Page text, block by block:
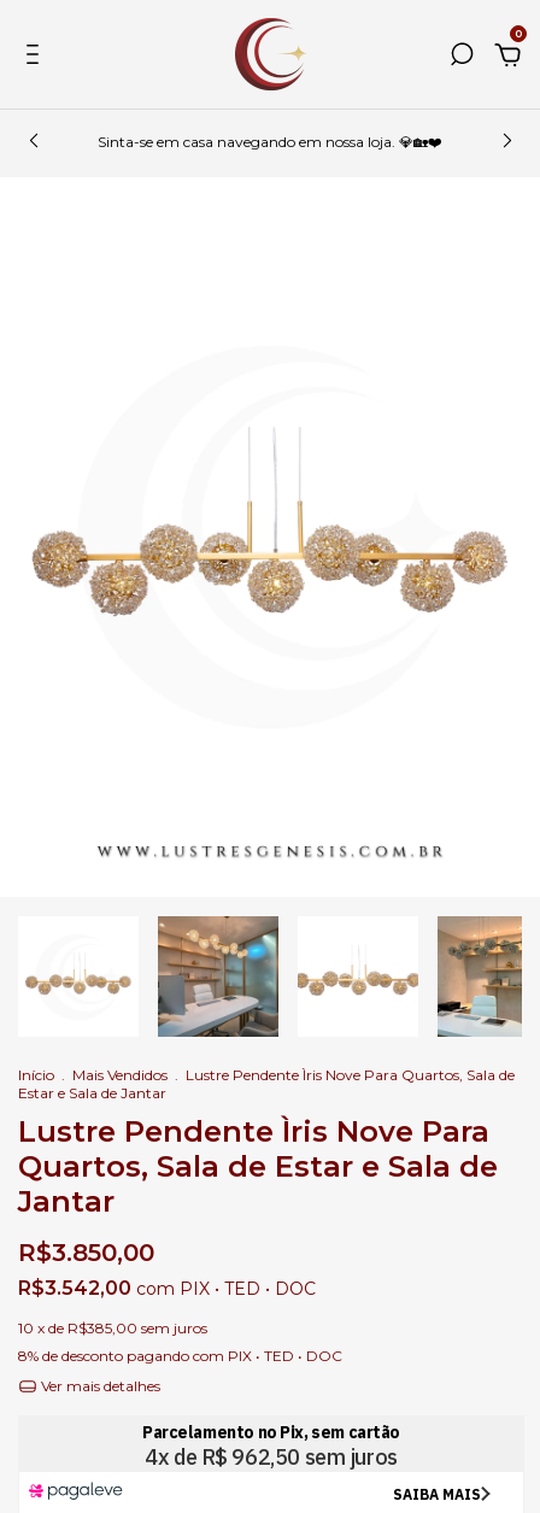
0
Sinta-se em casa navegando em nossa loja. 💎🏡❤️
Início . Mais Vendidos . Lustre Pendente Ìris Nove Para Quartos, Sala de
Estar e Sala de Jantar
Lustre Pendente Ìris Nove Para
Quartos, Sala de Estar e Sala de
Jantar
R$3.850,00
R$3.542,00 com PIX • TED • DOC
10 x de R$385,00 sem juros
8% de desconto pagando com PIX • TED • DOC
Ver mais detalhes